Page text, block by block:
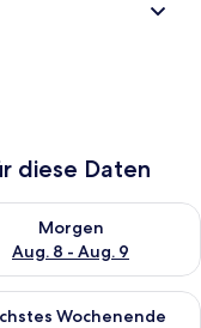
diese Daten
Aug. 7 - Aug. 8.
Morgen
Aug. 8 - Aug. 9
die Verfügbarkeit
Aug. 7
Wochenende
die Verfügbarkeit